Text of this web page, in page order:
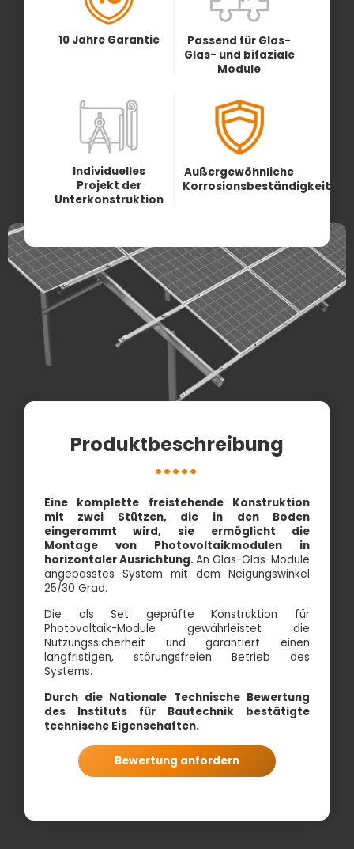
10 Jahre Garantie
Passend für Glas-
Glas- und bifaziale
Module
Individuelles
Projekt der
Unterkonstruktion
Außergewöhnliche
Korrosionsbeständigkeit
Produktbeschreibung
Eine komplette freistehende Konstruktion
mit zwei Stützen, die in den Boden
eingerammt wird, sie ermöglicht die
Montage von Photovoltaikmodulen in
horizontaler Ausrichtung.An Glas-Glas-Module
angepasstes System mit dem Neigungswinkel
25/30 Grad.
Die als Set geprüfte Konstruktion für
Photovoltaik-Module gewährleistet die
Nutzungssicherheit und garantiert einen
langfristigen, störungsfreien Betrieb des
Systems.
Durch die Nationale Technische Bewertung
des Instituts für Bautechnik bestätigte
technische Eigenschaften.
Bewertung anfordern